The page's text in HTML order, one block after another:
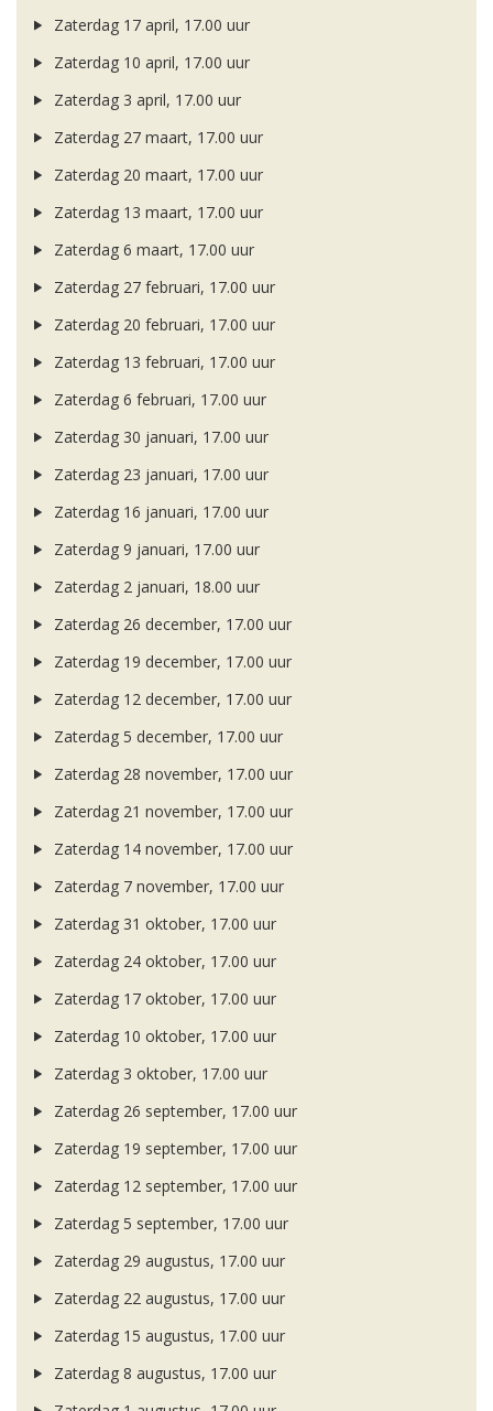
Zaterdag 17 april, 17.00 uur
Zaterdag 10 april, 17.00 uur
Zaterdag 3 april, 17.00 uur
Zaterdag 27 maart, 17.00 uur
Zaterdag 20 maart, 17.00 uur
Zaterdag 13 maart, 17.00 uur
Zaterdag 6 maart, 17.00 uur
Zaterdag 27 februari, 17.00 uur
Zaterdag 20 februari, 17.00 uur
Zaterdag 13 februari, 17.00 uur
Zaterdag 6 februari, 17.00 uur
Zaterdag 30 januari, 17.00 uur
Zaterdag 23 januari, 17.00 uur
Zaterdag 16 januari, 17.00 uur
Zaterdag 9 januari, 17.00 uur
Zaterdag 2 januari, 18.00 uur
Zaterdag 26 december, 17.00 uur
Zaterdag 19 december, 17.00 uur
Zaterdag 12 december, 17.00 uur
Zaterdag 5 december, 17.00 uur
Zaterdag 28 november, 17.00 uur
Zaterdag 21 november, 17.00 uur
Zaterdag 14 november, 17.00 uur
Zaterdag 7 november, 17.00 uur
Zaterdag 31 oktober, 17.00 uur
Zaterdag 24 oktober, 17.00 uur
Zaterdag 17 oktober, 17.00 uur
Zaterdag 10 oktober, 17.00 uur
Zaterdag 3 oktober, 17.00 uur
Zaterdag 26 september, 17.00 uur
Zaterdag 19 september, 17.00 uur
Zaterdag 12 september, 17.00 uur
Zaterdag 5 september, 17.00 uur
Zaterdag 29 augustus, 17.00 uur
Zaterdag 22 augustus, 17.00 uur
Zaterdag 15 augustus, 17.00 uur
Zaterdag 8 augustus, 17.00 uur